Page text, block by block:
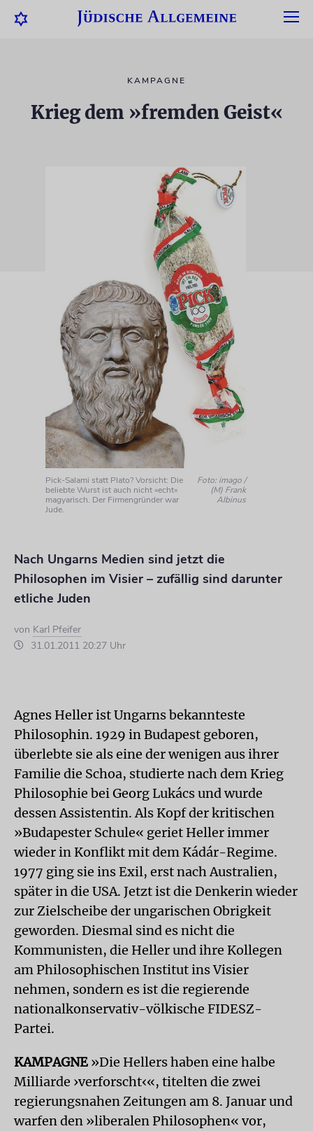
KAMPAGNE
Krieg dem »fremden Geist«
Pick-Salami statt Plato? Vorsicht: Die
beliebte Wurst ist auch nicht »echt«
magyarisch. Der Firmengründer war
Jude.
Foto: imago /
(M) Frank
Albinus
Nach Ungarns Medien sind jetzt die
Philosophen im Visier – zufällig sind darunter
etliche Juden
von Karl Pfeifer
31.01.2011 20:27 Uhr
Agnes Heller ist Ungarns bekannteste
Philosophin. 1929 in Budapest geboren,
überlebte sie als eine der wenigen aus ihrer
Familie die Schoa, studierte nach dem Krieg
Philosophie bei Georg Lukács und wurde
dessen Assistentin. Als Kopf der kritischen
»Budapester Schule« geriet Heller immer
wieder in Konflikt mit dem Kádár-Regime.
1977 ging sie ins Exil, erst nach Australien,
später in die USA. Jetzt ist die Denkerin wieder
zur Zielscheibe der ungarischen Obrigkeit
geworden. Diesmal sind es nicht die
Kommunisten, die Heller und ihre Kollegen
am Philosophischen Institut ins Visier
nehmen, sondern es ist die regierende
nationalkonservativ-völkische FIDESZ-
Partei.
KAMPAGNE »Die Hellers haben eine halbe
Milliarde ›verforscht‹«, titelten die zwei
regierungsnahen Zeitungen am 8. Januar und
warfen den »liberalen Philosophen« vor,